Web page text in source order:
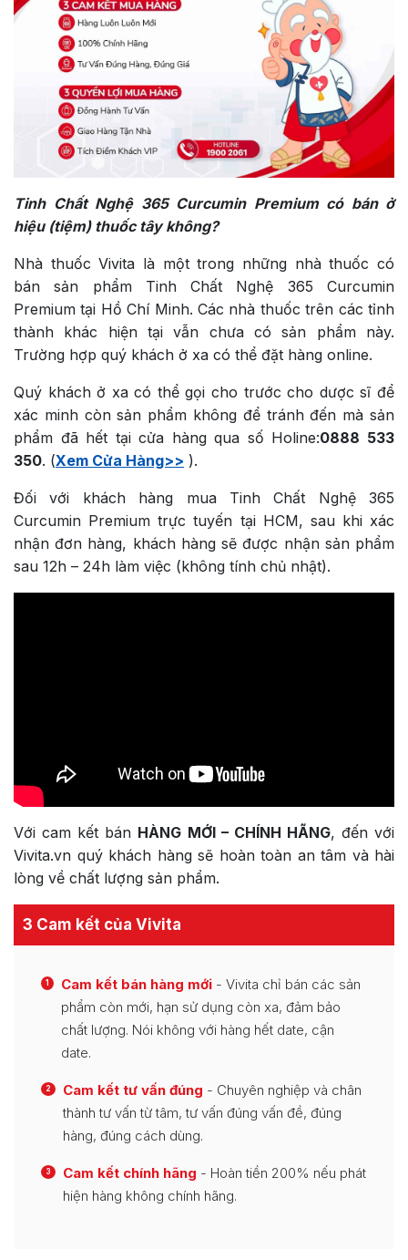
Tinh Chất Nghệ 365 Curcumin Premium có bán ở
hiệu (tiệm) thuốc tây không?
Nhà thuốc Vivita là một trong những nhà thuốc có
bán sản phẩm Tinh Chất Nghệ 365 Curcumin
Premium tại Hồ Chí Minh. Các nhà thuốc trên các tỉnh
thành khác hiện tại vẫn chưa có sản phẩm này.
Trường hợp quý khách ở xa có thể đặt hàng online.
Quý khách ở xa có thể gọi cho trước cho dược sĩ để
xác minh còn sản phẩm không để tránh đến mà sản
phẩm đã hết tại cửa hàng qua số Holine:0888 533
350. (Xem Cửa Hàng>> ).
Đối với khách hàng mua Tinh Chất Nghệ 365
Curcumin Premium trực tuyến tại HCM, sau khi xác
nhận đơn hàng, khách hàng sẽ được nhận sản phẩm
sau 12h – 24h làm việc (không tính chủ nhật).
Với cam kết bán HÀNG MỚI – CHÍNH HÃNG, đến với
Vivita.vn quý khách hàng sẽ hoàn toàn an tâm và hài
lòng về chất lượng sản phẩm.
3 Cam kết của Vivita
1 Cam kết bán hàng mới - Vivita chỉ bán các sản
phẩm còn mới, hạn sử dụng còn xa, đảm bảo
chất lượng. Nói không với hàng hết date, cận
date.
2 Cam kết tư vấn đúng - Chuyên nghiệp và chân
thành tư vấn từ tâm, tư vấn đúng vấn đề, đúng
hàng, đúng cách dùng.
3 Cam kết chính hãng - Hoàn tiền 200% nếu phát
hiện hàng không chính hãng.